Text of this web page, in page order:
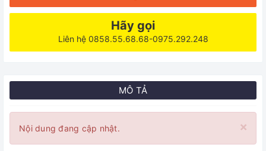
Hãy gọi
Liên hệ 0858.55.68.68-0975.292.248
MÔ TẢ
×
Nội dung đang cập nhật.